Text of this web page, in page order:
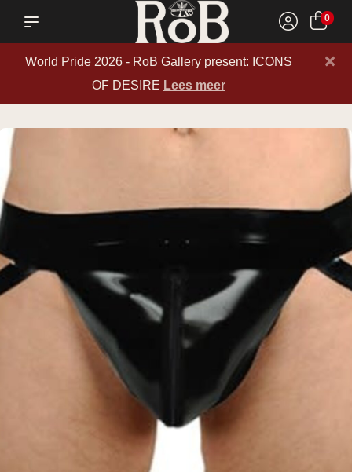
0
World Pride 2026 - RoB Gallery present: ICONS
OF DESIRE Lees meer
×